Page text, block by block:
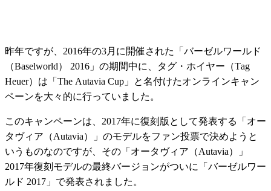
昨年ですが、2016年の3月に開催された「バーゼルワールド
（Baselworld） 2016」の期間中に、タグ・ホイヤー（Tag
Heuer）は「The Autavia Cup」と名付けたオンラインキャン
ペーンを大々的に行っていました。
このキャンペーンは、2017年に復刻版として発表する「オー
タヴィア（Autavia）」のモデルをファン投票で決めようと
いうものなのですが、その「オータヴィア（Autavia）」
2017年復刻モデルの最終バージョンがついに「バーゼルワー
ルド 2017」で発表されました。